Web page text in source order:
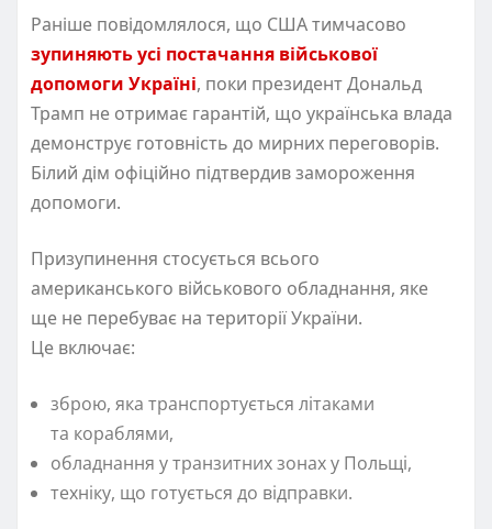
Раніше повідомлялося, що США тимчасово
зупиняють усі постачання військової
допомоги Україні, поки президент Дональд
Трамп не отримає гарантій, що українська влада
демонструє готовність до мирних переговорів.
Білий дім офіційно підтвердив замороження
допомоги.
Призупинення стосується всього
американського військового обладнання, яке
ще не перебуває на території України.
Це включає:
зброю, яка транспортується літаками
та кораблями,
обладнання у транзитних зонах у Польщі,
техніку, що готується до відправки.